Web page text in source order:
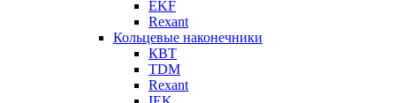
EKF
Rexant
Кольцевые наконечники
КВТ
TDM
Rexant